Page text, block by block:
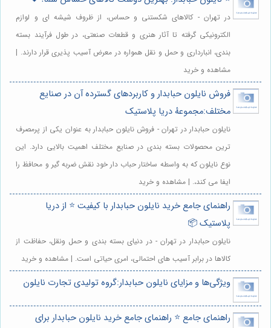
در تهران - کالاهای شکستنی و حساس، از ظروف شیشه ای و لوازم
الکترونیکی گرفته تا آثار هنری و قطعات صنعتی، در طول فرآیند بسته
بندی، انبارداری و حمل و نقل همواره در معرض آسیب پذیری قرار دارند. |
مشاهده و خرید
فروش نایلون حبابدار و کاربردهای گسترده آن در صنایع
مختلف:مجموعهٔ دریا پلاستیک
نایلون حبابدار در تهران - فروش نایلون حبابدار به عنوان یکی از پرمصرف
ترین محصولات بسته بندی در صنایع مختلف اهمیت بالایی دارد. این
نوع نایلون که به واسطه ساختار حباب دار خود نقش ضربه گیر و محافظ را
ایفا می کند،. | مشاهده و خرید
راهنمای جامع خرید نایلون حبابدار با کیفیت ⭐️ از دریا
پلاستیک 📦
نایلون حبابدار در تهران - در دنیای بسته بندی و حمل ونقل، حفاظت از
کالاها در برابر آسیب های احتمالی، امری حیاتی است. | مشاهده و خرید
ویژگی‌ها و مزایای نایلون حبابدار:گروه تولیدی تجارت نایلون
راهنمای جامع ⭐️ راهنمای جامع خرید نایلون حبابدار برای